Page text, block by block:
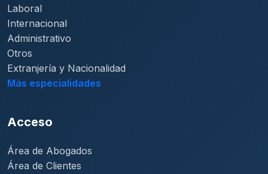
Laboral
Internacional
Administrativo
Otros
Extranjería y Nacionalidad
Más especialidades
Acceso
Área de Abogados
Área de Clientes